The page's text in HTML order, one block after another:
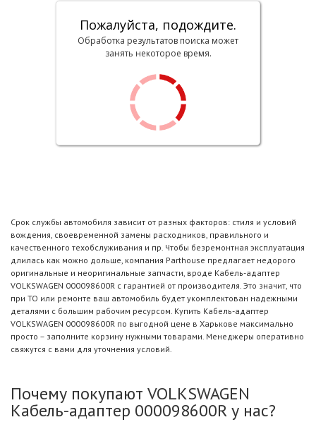
Пожалуйста, подождите.
Обработка результатов поиска может
занять некоторое время.
Срок службы автомобиля зависит от разных факторов: стиля и условий
вождения, своевременной замены расходников, правильного и
качественного техобслуживания и пр. Чтобы безремонтная эксплуатация
длилась как можно дольше, компания Parthouse предлагает недорого
оригинальные и неоригинальные запчасти, вроде Кабель-адаптер
VOLKSWAGEN 000098600R с гарантией от производителя. Это значит, что
при ТО или ремонте ваш автомобиль будет укомплектован надежными
деталями с большим рабочим ресурсом. Купить Кабель-адаптер
VOLKSWAGEN 000098600R по выгодной цене в Харькове максимально
просто – заполните корзину нужными товарами. Менеджеры оперативно
свяжутся с вами для уточнения условий.
Почему покупают VOLKSWAGEN
Кабель-адаптер 000098600R у нас?